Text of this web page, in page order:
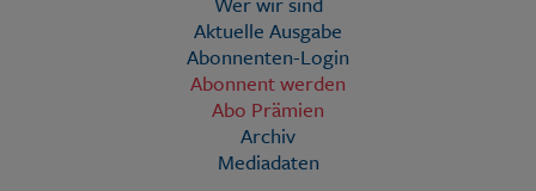
Aktuelle Ausgabe
Abonnenten-Login
Abonnent werden
Abo Prämien
Archiv
Mediadaten